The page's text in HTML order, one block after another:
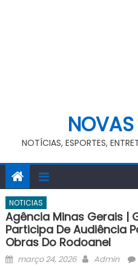
NOTÍCIAS, ESPORTES,
NOTICIAS
Agência Minas Gerais |
Participa De Audiência
Obras Do Rodoanel
Posted
março 24, 2026 Author
Admin